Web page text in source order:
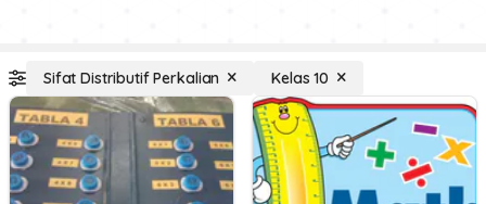
Sifat Distributif Perkalian Kelas 10